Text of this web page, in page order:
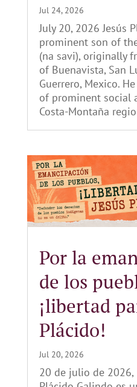
Jul 24, 2026
July 20, 2026 Jesús
prominent son of
(na savi), originally
of Buenavista, San
Guerrero, Mexico.
of prominent social
Costa-Montaña
Por la
de los
¡libertad
Plácido!
Jul 20, 2026
20 de julio de 2026,